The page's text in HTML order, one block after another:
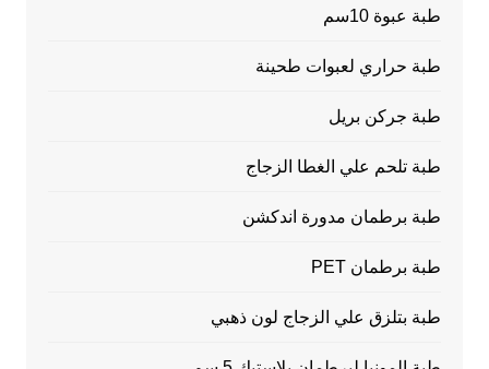
طبة عبوة 10سم
طبة حراري لعبوات طحينة
طبة جركن بريل
طبة تلحم علي الغطا الزجاج
طبة برطمان مدورة اندكشن
طبة برطمان PET
طبة بتلزق علي الزجاج لون ذهبي